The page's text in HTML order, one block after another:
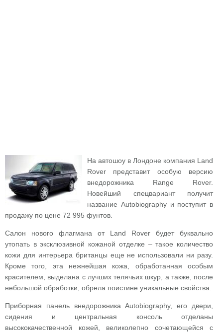
На автошоу в Лондоне компания Land
Rover представит особую версию
внедорожника Range Rover.
Новейший спецвариант получит
название Autobiography и поступит в
продажу по цене 72 995 фунтов.
Салон нового флагмана от Land Rover будет буквально
утопать в эксклюзивной кожаной отделке – такое количество
кожи для интерьера британцы еще не использовали ни разу.
Кроме того, эта нежнейшая кожа, обработанная особым
красителем, выделана с лучших телячьих шкур, а также, после
небольшой обработки, обрела поистине уникальные свойства.
Приборная панель внедорожника Autobiography, его двери,
сидения и центральная консоль отделаны
высококачественной кожей, великолепно сочетающейся с